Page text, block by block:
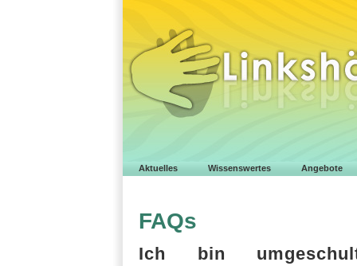
Aktuelles Wissenswertes Angebote
FAQs
Ich bin